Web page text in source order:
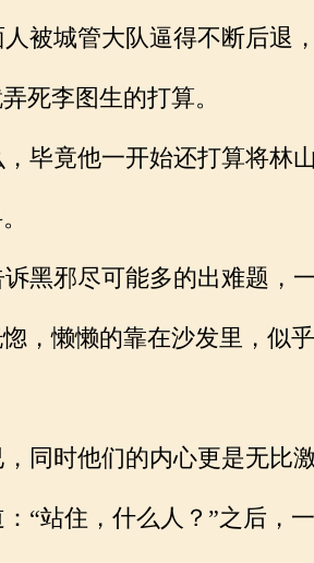
被城管大队逼得不断后退
死李图生的打算。
毕竟他一开始还打算将林
黑邪尽可能多的出难题，
，懒懒的靠在沙发里，似
同时他们的内心更是无比激
“站住，什么人？”之后，